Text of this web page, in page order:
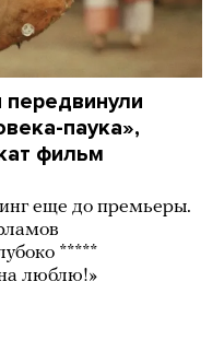
передвинули
паука»,
фильм
еще до премьеры.
*****
люблю!»